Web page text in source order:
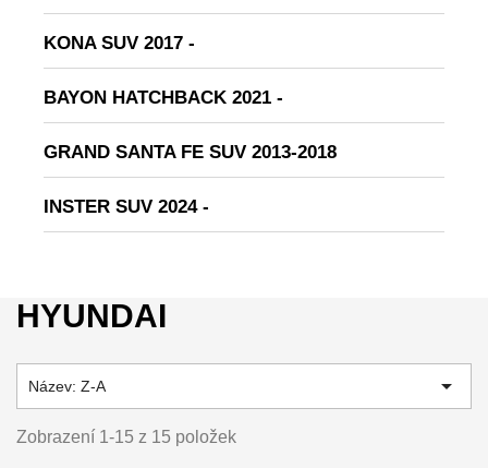
KONA SUV 2017 -
BAYON HATCHBACK 2021 -
GRAND SANTA FE SUV 2013-2018
INSTER SUV 2024 -
HYUNDAI
Název: Z-A 
Zobrazení 1-15 z 15 položek